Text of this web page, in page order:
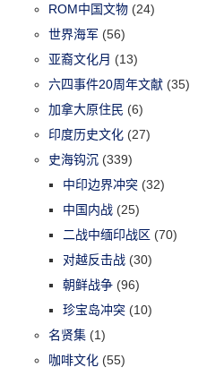
ROM中国文物 (24)
世界海军 (56)
亚裔文化月 (13)
六四事件20周年文献 (35)
加拿大原住民 (6)
印度历史文化 (27)
史海钩沉 (339)
中印边界冲突 (32)
中国内战 (25)
二战中缅印战区 (70)
对越反击战 (30)
朝鲜战争 (96)
珍宝岛冲突 (10)
名贤集 (1)
咖啡文化 (55)